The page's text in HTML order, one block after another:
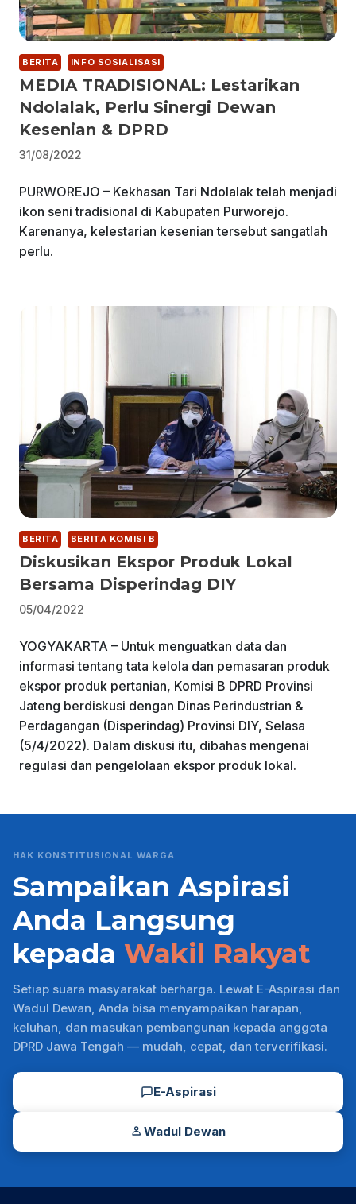
BERITA INFO SOSIALISASI
MEDIA TRADISIONAL: Lestarikan
Ndolalak, Perlu Sinergi Dewan
Kesenian & DPRD
31/08/2022
PURWOREJO – Kekhasan Tari Ndolalak telah menjadi
ikon seni tradisional di Kabupaten Purworejo.
Karenanya, kelestarian kesenian tersebut sangatlah
perlu.
BERITA BERITA KOMISI B
Diskusikan Ekspor Produk Lokal
Bersama Disperindag DIY
05/04/2022
YOGYAKARTA – Untuk menguatkan data dan
informasi tentang tata kelola dan pemasaran produk
ekspor produk pertanian, Komisi B DPRD Provinsi
Jateng berdiskusi dengan Dinas Perindustrian &
Perdagangan (Disperindag) Provinsi DIY, Selasa
(5/4/2022). Dalam diskusi itu, dibahas mengenai
regulasi dan pengelolaan ekspor produk lokal.
HAK KONSTITUSIONAL WARGA
Sampaikan Aspirasi
Anda Langsung
kepada Wakil Rakyat
Setiap suara masyarakat berharga. Lewat E-Aspirasi dan
Wadul Dewan, Anda bisa menyampaikan harapan,
keluhan, dan masukan pembangunan kepada anggota
DPRD Jawa Tengah — mudah, cepat, dan terverifikasi.
E-Aspirasi
Wadul Dewan